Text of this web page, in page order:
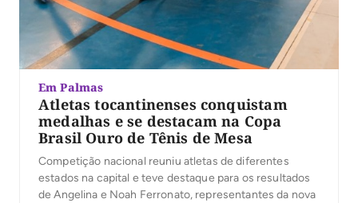
Em Palmas
Atletas tocantinenses conquistam
medalhas e se destacam na Copa
Brasil Ouro de Tênis de Mesa
Competição nacional reuniu atletas de diferentes
estados na capital e teve destaque para os resultados
de Angelina e Noah Ferronato, representantes da nova